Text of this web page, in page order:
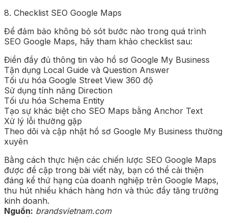
8. Checklist SEO Google Maps
Để đảm bảo không bỏ sót bước nào trong quá trình
SEO Google Maps, hãy tham khảo checklist sau:
Điền đầy đủ thông tin vào hồ sơ Google My Business
Tận dụng Local Guide và Question Answer
Tối ưu hóa Google Street View 360 độ
Sử dụng tính năng Direction
Tối ưu hóa Schema Entity
Tạo sự khác biệt cho SEO Maps bằng Anchor Text
Xử lý lỗi thường gặp
Theo dõi và cập nhật hồ sơ Google My Business thường
xuyên
Bằng cách thực hiện các chiến lược SEO Google Maps
được đề cập trong bài viết này, bạn có thể cải thiện
đáng kể thứ hạng của doanh nghiệp trên Google Maps,
thu hút nhiều khách hàng hơn và thúc đẩy tăng trưởng
kinh doanh.
Nguồn: brandsvietnam.com